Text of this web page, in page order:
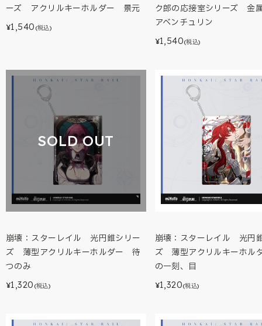
ーズ アクリルキーホルダー 景元
¥1,540 (税込)
ク郎の応接室シリーズ 金
アベンチュリン
¥1,540(税込)
SOLD OUT
崩壊：スターレイル 光円錐シリー
ズ 薄型アクリルキーホルダー 待
つのみ
¥1,320 (税込)
崩壊：スターレイル 光円
ズ 薄型アクリルキーホル
の一刻、目
¥1,320(税込)